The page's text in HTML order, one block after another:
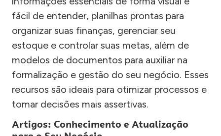
fácil de entender, planilhas prontas para
organizar suas finanças, gerenciar seu
estoque e controlar suas metas, além de
modelos de documentos para auxiliar na
formalização e gestão do seu negócio. Esses
recursos são ideais para otimizar processos e
tomar decisões mais assertivas.
Artigos: Conhecimento e Atualização